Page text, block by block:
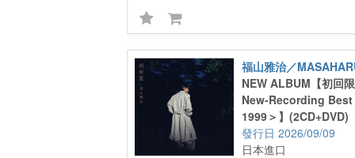
福山雅治／
NEW ALBUM【初回
New-Recording
1999＞】(2CD+DVD)
2026/09/09
日本進口